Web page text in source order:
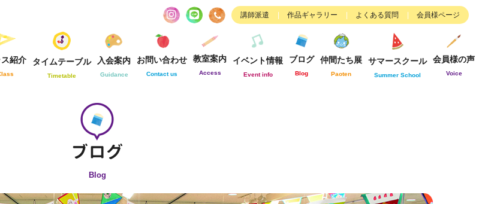
講師派遣 作品ギャラリー よくある質問 会員様ページ
紹介 タイムテーブル
Timetable
入会案内
Guidance
お問い合わせ
Contact us
教室案内
Access
イベント情報
Event info
ブログ
Blog
仲間たち展
Paoten
サマースクール
Summer School
会員様の声
Voice
Blog